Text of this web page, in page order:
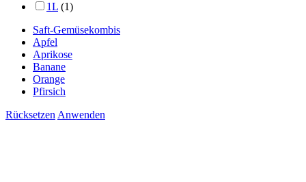
1L (1)
Saft-Gemüsekombis
Apfel
Aprikose
Banane
Orange
Pfirsich
Rücksetzen Anwenden